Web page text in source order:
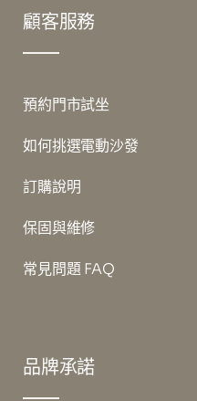
顧客服務
預約門市試坐
如何挑選電動沙發
訂購說明
保固與維修
常見問題 FAQ
品牌承諾